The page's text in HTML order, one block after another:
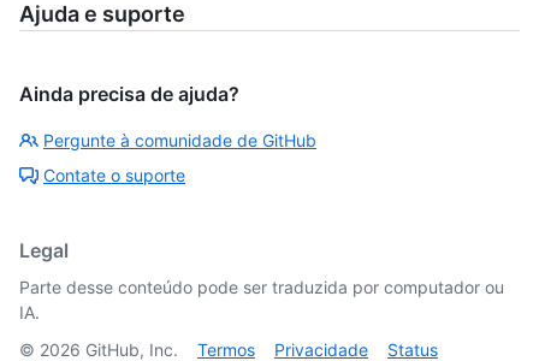
Ajuda e suporte
Ainda precisa de ajuda?
Pergunte à comunidade de GitHub
Contate o suporte
Legal
Parte desse conteúdo pode ser traduzida por computador ou
IA.
© 2026 GitHub, Inc. Termos Privacidade Status